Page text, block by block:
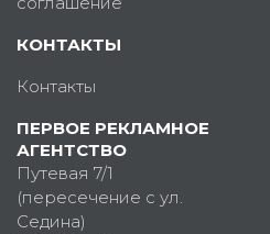
КОНТАКТЫ
Контакты
ПЕРВОЕ РЕКЛАМНОЕ
АГЕНТСТВО
Путевая 7/1
(пересечение с ул.
Седина)